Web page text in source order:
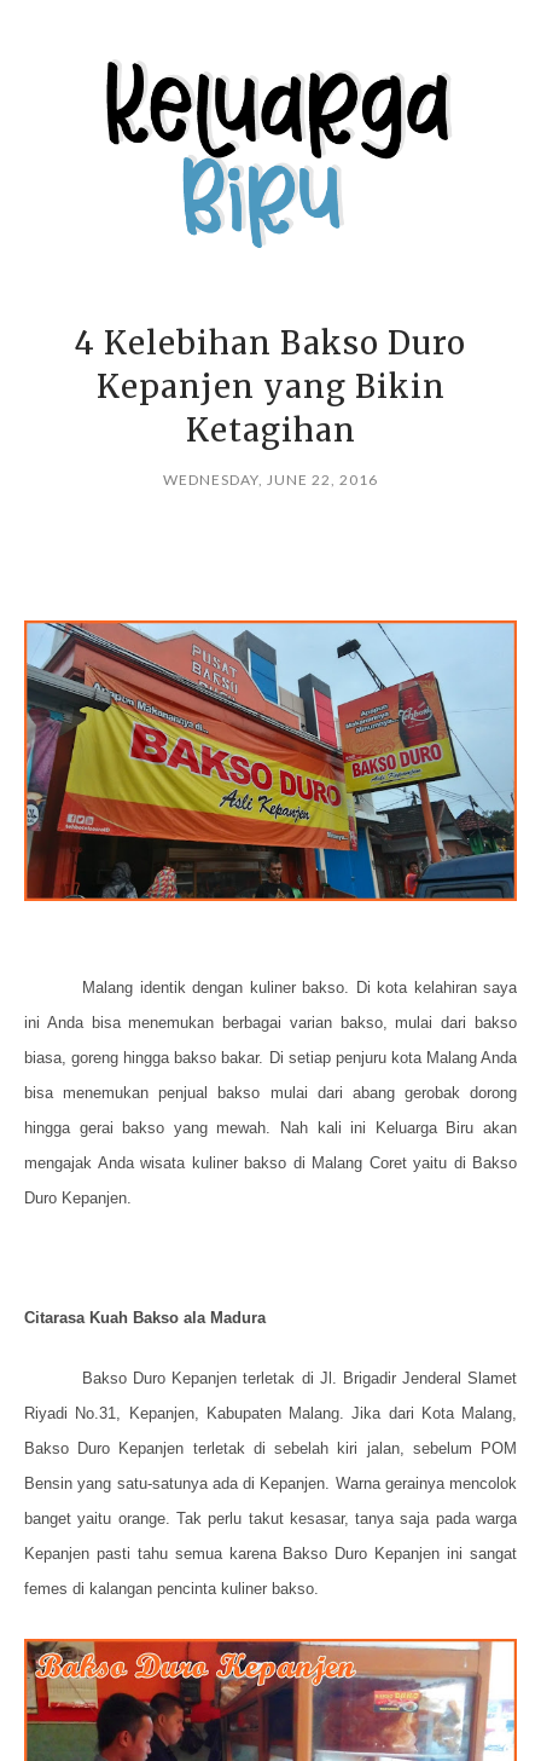
4 Kelebihan Bakso Duro
Kepanjen yang Bikin
Ketagihan
WEDNESDAY, JUNE 22, 2016
Malang identik dengan kuliner bakso. Di kota kelahiran saya
ini Anda bisa menemukan berbagai varian bakso, mulai dari bakso
biasa, goreng hingga bakso bakar. Di setiap penjuru kota Malang Anda
bisa menemukan penjual bakso mulai dari abang gerobak dorong
hingga gerai bakso yang mewah. Nah kali ini Keluarga Biru akan
mengajak Anda wisata kuliner bakso di Malang Coret yaitu di Bakso
Duro Kepanjen.
Citarasa Kuah Bakso ala Madura
Bakso Duro Kepanjen terletak di Jl. Brigadir Jenderal Slamet
Riyadi No.31, Kepanjen, Kabupaten Malang. Jika dari Kota Malang,
Bakso Duro Kepanjen terletak di sebelah kiri jalan, sebelum POM
Bensin yang satu-satunya ada di Kepanjen. Warna gerainya mencolok
banget yaitu orange. Tak perlu takut kesasar, tanya saja pada warga
Kepanjen pasti tahu semua karena Bakso Duro Kepanjen ini sangat
femes di kalangan pencinta kuliner bakso.